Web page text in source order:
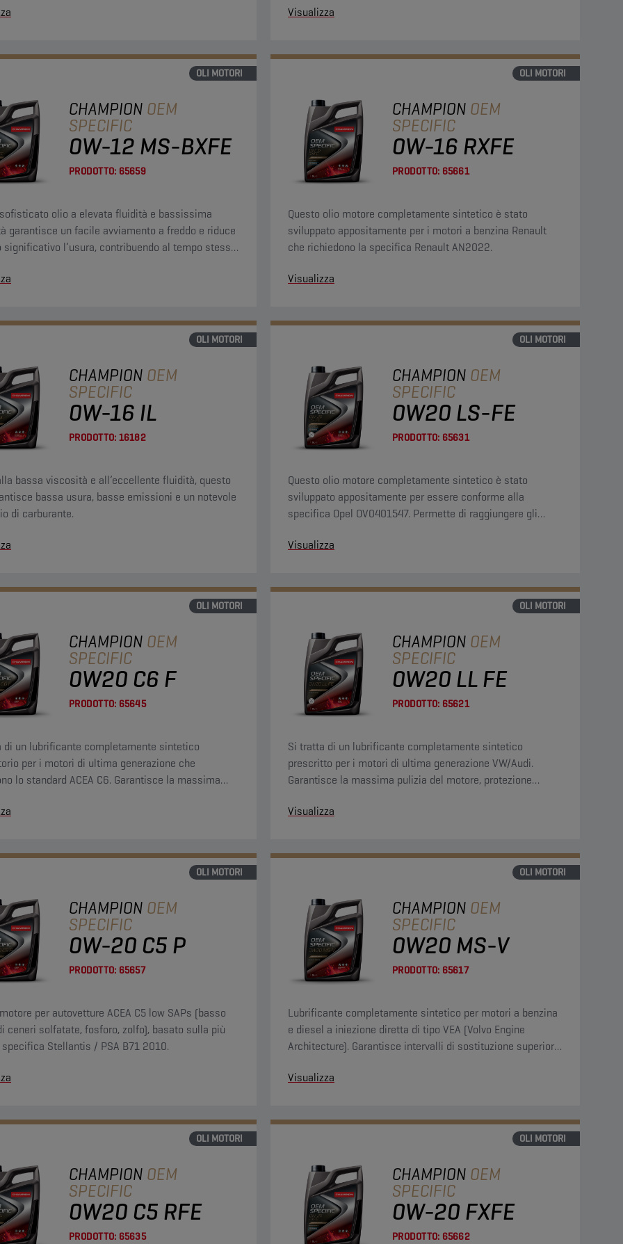
Visualizza
OLI MOTORI
CHAMPION OEM
SPECIFIC
0W-12 MS-BXFE
PRODOTTO: 65659
olio a elevata fluidità e bassissima
garantisce un facile avviamento a freddo e riduce
significativo l’usura, contribuendo al tempo stesso
OLI MOTORI
CHAMPION OEM
SPECIFIC
0W-16 RXFE
PRODOTTO: 65661
Questo olio motore completamente sintetico è stato
sviluppato appositamente per i motori a benzina Renault
che richiedono la specifica Renault AN2022.
Visualizza
OLI MOTORI
CHAMPION OEM
SPECIFIC
0W-16 IL
PRODOTTO: 16182
bassa viscosità e all’eccellente fluidità, questo
bassa usura, basse emissioni e un notevole
di carburante.
OLI MOTORI
CHAMPION OEM
SPECIFIC
0W20 LS-FE
PRODOTTO: 65631
Questo olio motore completamente sintetico è stato
sviluppato appositamente per essere conforme alla
specifica Opel OV0401547. Permette di raggiungere gli
motore pulito e protetto.
Visualizza
OLI MOTORI
CHAMPION OEM
SPECIFIC
0W20 C6 F
PRODOTTO: 65645
di un lubrificante completamente sintetico
per i motori di ultima generazione che
lo standard ACEA C6. Garantisce la massima
prestazioni paragonabili a quelle di un motore
OLI MOTORI
CHAMPION OEM
SPECIFIC
0W20 LL FE
PRODOTTO: 65621
Si tratta di un lubrificante completamente sintetico
prescritto per i motori di ultima generazione VW/Audi.
Garantisce la massima pulizia del motore, protezione
Visualizza
OLI MOTORI
CHAMPION OEM
SPECIFIC
0W-20 C5 P
PRODOTTO: 65657
per autovetture ACEA C5 low SAPs (basso
ceneri solfatate, fosforo, zolfo), basato sulla più
Stellantis / PSA B71 2010.
OLI MOTORI
CHAMPION OEM
SPECIFIC
0W20 MS-V
PRODOTTO: 65617
Lubrificante completamente sintetico per motori a benzina
e diesel a iniezione diretta di tipo VEA (Volvo Engine
Architecture). Garantisce intervalli di sostituzione superiori
un olio di riferimento.
Visualizza
OLI MOTORI
CHAMPION OEM
SPECIFIC
0W20 C5 RFE
PRODOTTO: 65635
OLI MOTORI
CHAMPION OEM
SPECIFIC
0W-20 FXFE
PRODOTTO: 65662